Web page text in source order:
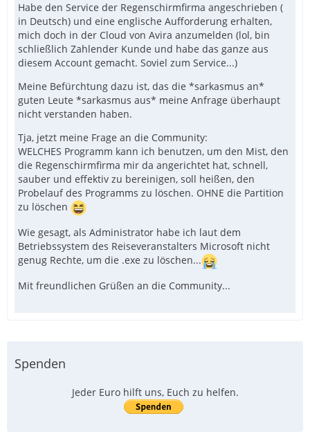
Habe den Service der Regenschirmfirma angeschrieben (
in Deutsch) und eine englische Aufforderung erhalten,
mich doch in der Cloud von Avira anzumelden (lol, bin
schließlich Zahlender Kunde und habe das ganze aus
diesem Account gemacht. Soviel zum Service...)
Meine Befürchtung dazu ist, das die *sarkasmus an*
guten Leute *sarkasmus aus* meine Anfrage überhaupt
nicht verstanden haben.
Tja, jetzt meine Frage an die Community:
WELCHES Programm kann ich benutzen, um den Mist, den
die Regenschirmfirma mir da angerichtet hat, schnell,
sauber und effektiv zu bereinigen, soll heißen, den
Probelauf des Programms zu löschen. OHNE die Partition
zu löschen
Wie gesagt, als Administrator habe ich laut dem
Betriebssystem des Reiseveranstalters Microsoft nicht
genug Rechte, um die .exe zu löschen...
Mit freundlichen Grüßen an die Community...
Spenden
Jeder Euro hilft uns, Euch zu helfen.